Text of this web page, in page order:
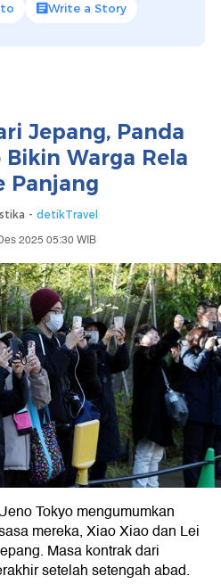
Write a Story
Jepang, Panda
Warga Rela
Panjang
- detikTravel
2025 05:30 WIB
Tokyo mengumumkan
mereka, Xiao Xiao dan Lei
Masa kontrak dari
setelah setengah abad.